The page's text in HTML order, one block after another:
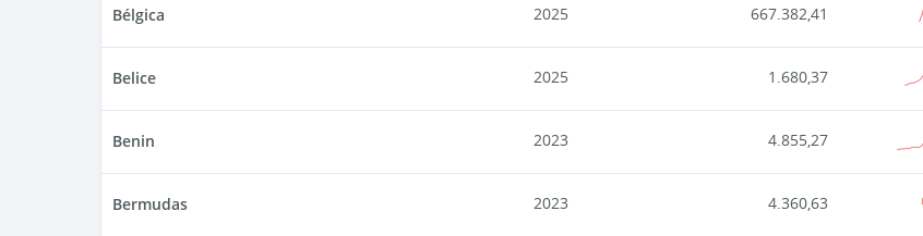
Bélgica 2025 667.382,41
Belice 2025 1.680,37
Benin 2023 4.855,27
Bermudas 2023 4.360,63